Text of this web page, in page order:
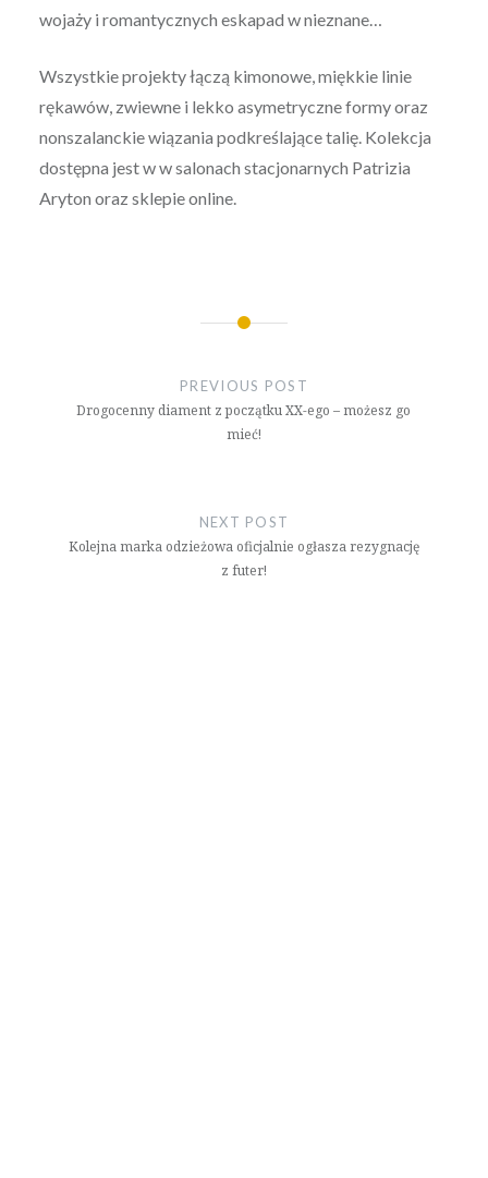
wojaży i romantycznych eskapad w nieznane…
Wszystkie projekty łączą kimonowe, miękkie linie
rękawów, zwiewne i lekko asymetryczne formy oraz
nonszalanckie wiązania podkreślające talię. Kolekcja
dostępna jest w w salonach stacjonarnych Patrizia
Aryton oraz sklepie online.
PREVIOUS POST
Drogocenny diament z początku XX-ego – możesz go
mieć!
NEXT POST
Kolejna marka odzieżowa oficjalnie ogłasza rezygnację
z futer!